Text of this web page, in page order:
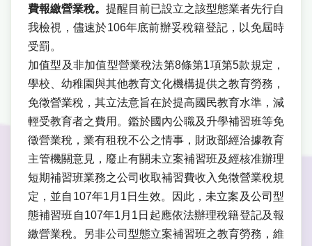
費報繳營業稅。 提醒目前已設立之該型態業者先行自
我檢視，儘速於106年底前辦妥稅籍登記，以免屆時
受罰。
加值型及非加值型營業稅法第8條第1項第5款規定，
學校、幼稚園與其他教育文化機構提供之教育勞務，
免徵營業稅，其立法意旨在於提高國民教育水準，減
輕受教育者之費用。鑑於國內公職及升學補習班等免
徵營業稅，業有租稅不公之情事，財政部經洽據教育
主管機關意見，廢止有關未立案補習班及經核准辦理
短期補習班業務之公司收取補習費收入免徵營業稅規
定，並自107年1月1日生效。因此，未立案及公司型
態補習班自107年1月1日起應依法辦理稅籍登記及報
繳營業稅。另非公司型態立案補習班之教育勞務，維